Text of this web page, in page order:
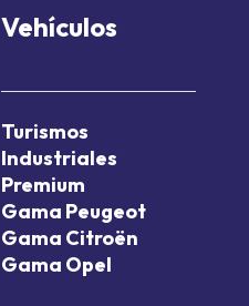
Vehículos
Turismos
Industriales
Premium
Gama Peugeot
Gama Citroën
Gama Opel